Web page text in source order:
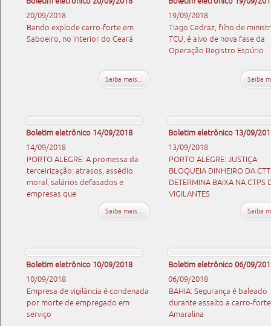
20/09/2018
Bando explode carro-forte em
Saboeiro, no interior do Ceará
Saiba mais...
19/09/2018
Tiago Cedraz, filho de
TCU, é alvo de nova fase da
Operação Registro Espúrio
Saiba
Boletim eletrônico 14/09/2018
14/09/2018
PORTO ALEGRE: A promessa da
terceirização: atrasos, assédio
moral, salários defasados e
empresas que
Saiba mais...
Boletim eletrônico 13/09/
13/09/2018
PORTO ALEGRE: JUSTIÇA
BLOQUEIA DINHEIRO DA
DETERMINA BAIXA NA CTPS
VIGILANTES
Saiba
Boletim eletrônico 10/09/2018
10/09/2018
Empresa de vigilância é condenada
por morte de empregado em
serviço
Boletim eletrônico 06/09/
06/09/2018
BAHIA: Segurança é baleado
durante assalto a carro-
Amaralina